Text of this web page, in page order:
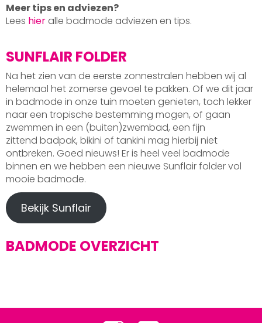
Meer tips en adviezen?
Lees hier alle badmode adviezen en tips.
SUNFLAIR FOLDER
Na het zien van de eerste zonnestralen hebben wij al
helemaal het zomerse gevoel te pakken. Of we dit jaar
in badmode in onze tuin moeten genieten, toch lekker
naar een tropische bestemming mogen, of gaan
zwemmen in een (buiten)zwembad, een fijn
zittend badpak, bikini of tankini mag hierbij niet
ontbreken. Goed nieuws! Er is heel veel badmode
binnen en we hebben een nieuwe Sunflair folder vol
mooie badmode.
Bekijk Sunflair
BADMODE OVERZICHT